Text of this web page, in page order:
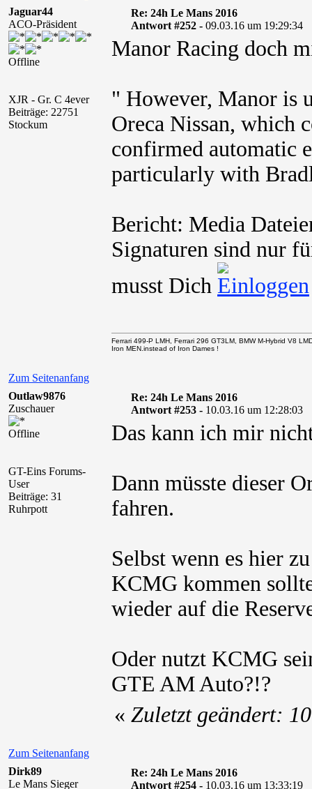
Jaguar44
ACO-Präsident
Offline
XJR - Gr. C 4ever
Beiträge: 22751
Stockum
Re: 24h Le Mans 2016
Antwort #252 - 09.03.16 um 19:29:34
Manor Racing doch
" However, Manor is
Oreca Nissan, which
confirmed automatic
particularly with
Bericht: Media
Signaturen sind nur
musst Dich
Zum Seitenanfang
Ferrari 499-P LMH, Ferrari 296 GT3LM, BMW M-Hybrid V8
Iron MEN.instead of Iron Dames !
Outlaw9876
Zuschauer
Offline
GT-Eins Forums-
User
Beiträge: 31
Ruhrpott
Re: 24h Le Mans 2016
Antwort #253 - 10.03.16 um 12:28:03
Das kann ich mir
Dann müsste dieser
fahren.
Selbst wenn es hier
KCMG kommen
wieder auf die
Oder nutzt KCMG
GTE AM Auto?!?
Zum Seitenanfang
« Zuletzt geändert:
Dirk89
Le Mans Sieger
Re: 24h Le Mans 2016
Antwort #254 - 10.03.16 um 13:33:19